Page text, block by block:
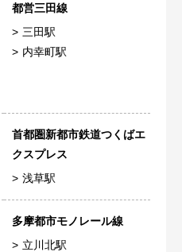
都営三田線
三田駅
内幸町駅
首都圏新都市鉄道つくばエ
クスプレス
浅草駅
多摩都市モノレール線
立川北駅